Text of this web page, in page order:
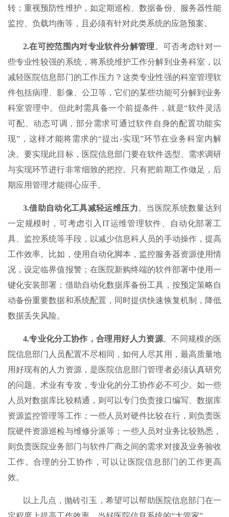
转；重视预防性维护，如定期巡检、数据备份、服务器性能
监控、负载均衡等，且必须有针对此类系统的应急预案。
2.在可控范围内对专业软件分解管理。可否考虑针对一
些专业性较强的系统，将系统维护工作分解到业务科室，以
减轻医院信息部门的工作压力？这类专业性强的科室管理软
件包括病理、影像、公卫等，它们的某些功能可分解到业务
科室管理中。但此时需具备一个前提条件，就是“软件灵活
可配、动态可调，部分需求可通过软件自身的配置功能实
现”，这样才能将需求的“提出-实现”环节在业务科室内解
决。要实现此目标，医院信息部门要在软件选型、需求调研
与实现环节进行非常细致的把控。只有把前期工作做足，后
期应用管理才能得心应手。
3.借助自动化工具减轻运维压力。当医院系统数量达到
一定规模时，可考虑引入IT运维管理软件、自动化部署工
具、监控系统等手段，以减少信息科人员的手动操作，提高
工作效率。比如，使用自动化脚本，监控服务器资源使用情
况，设定临界值报警；在医院新购终端的软件部署中使用一
键化安装部署；借助自动化数据库备份工具，按预定策略自
动备份重要数据和系统配置，同时提供快速恢复机制，降低
数据丢失风险。
4.专业化分工协作，合理用好人力资源。不同规模的医
院信息部门人员配置不尽相同，如何人尽其用，最高质量地
用好现有的人力资源，是医院信息部门管理者必须认真研究
的问题。术业有专攻，专业化的分工协作必不可少。如一些
人员对数据库比较精通，则可以专门负责接口编写、数据库
资源监控管理等工作；一些人员对硬件比较在行，则负责医
院硬件资源巡检与维修分派等；一些人员对业务比较熟悉，
则负责医院业务部门与软件厂商之间的需求对接及业务验收
工作。合理的分工协作，可以让医院信息部门的工作更高
效。
以上几点，抛砖引玉，希望可以帮助医院信息部门在一